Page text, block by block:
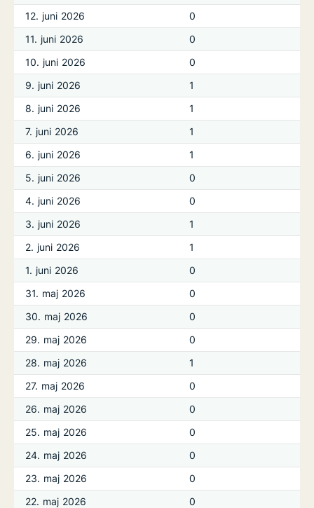
12. juni 2026
0
11. juni 2026
0
10. juni 2026
0
9. juni 2026
1
8. juni 2026
1
7. juni 2026
1
6. juni 2026
1
5. juni 2026
0
4. juni 2026
0
3. juni 2026
1
2. juni 2026
1
1. juni 2026
0
31. maj 2026
0
30. maj 2026
0
29. maj 2026
0
28. maj 2026
1
27. maj 2026
0
26. maj 2026
0
25. maj 2026
0
24. maj 2026
0
23. maj 2026
0
22. maj 2026
0